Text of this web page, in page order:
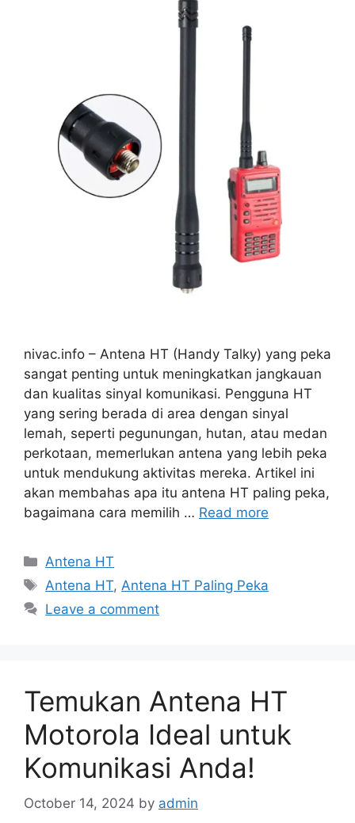
nivac.info – Antena HT (Handy Talky) yang peka
sangat penting untuk meningkatkan jangkauan
dan kualitas sinyal komunikasi. Pengguna HT
yang sering berada di area dengan sinyal
lemah, seperti pegunungan, hutan, atau medan
perkotaan, memerlukan antena yang lebih peka
untuk mendukung aktivitas mereka. Artikel ini
akan membahas apa itu antena HT paling peka,
bagaimana cara memilih … Read more
Categories
Antena HT
Tags
Antena HT,Antena HT Paling Peka
Leave a comment
Temukan Antena HT
Motorola Ideal untuk
Komunikasi Anda!
October 14, 2024 by admin